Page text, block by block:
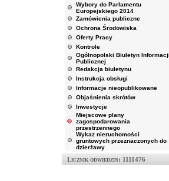
Wybory do Parlamentu
Europejskiego 2014
Zamówienia publiczne
Ochrona Środowiska
Oferty Pracy
Kontrole
Ogólnopolski Biuletyn Informacji
Publicznej
Redakcja biuletynu
Instrukcja obsługi
Informacje nieopublikowane
Objaśnienia skrótów
Inwestycje
Miejscowe plany
zagospodarowania
przestrzennego
Wykaz nieruchomości
gruntowych przeznaczonych do
dzierżawy
Licznik odwiedzin: 1111476